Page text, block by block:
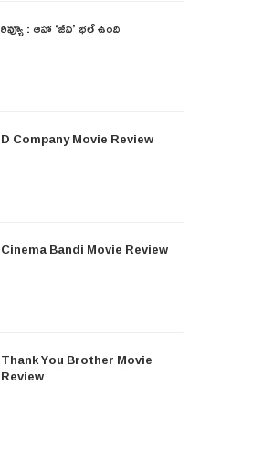
రివ్యూ : ఆహా ‘జీవి’ భలే ఉంది
D Company Movie Review
Cinema Bandi Movie Review
Thank You Brother Movie
Review